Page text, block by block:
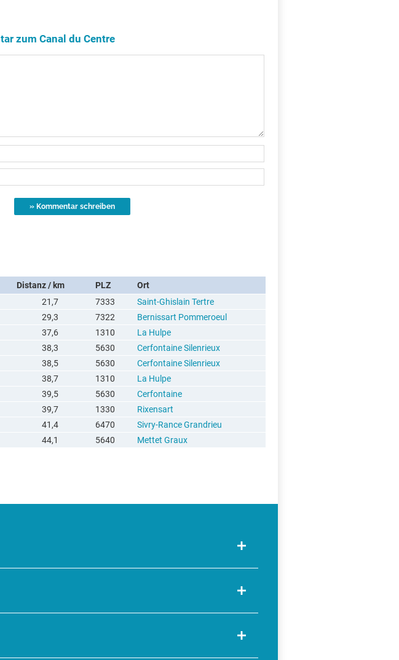
zum Canal du Centre
Distanz / km PLZ
Ort
21,7 7333
Saint-Ghislain Tertre
29,3 7322
Bernissart Pommeroeul
37,6 1310
La Hulpe
38,3 5630
Cerfontaine Silenrieux
38,5 5630
Cerfontaine Silenrieux
38,7 1310
La Hulpe
39,5 5630
Cerfontaine
39,7 1330
Rixensart
41,4 6470
Sivry-Rance Grandrieu
44,1 5640 Mettet Graux